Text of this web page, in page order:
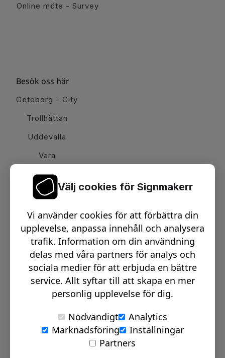
Online möte - Survey
Besök oss här
Göteborg - City
Trollhättan
Uddevalla
Vara
Email:info@signmakerr.se
PSST, HÄNG MED PÅ VÅR RESA!
© Signmakerr 2022 - 2026
Integritetspolicy
Välj cookies för Signmakerr
Vi använder cookies för att förbättra din
upplevelse, anpassa innehåll och analysera
trafik. Information om din användning
delas med våra partners för analys och
sociala medier för att erbjuda en bättre
service. Allt syftar till att skapa en mer
personlig upplevelse för dig.
Nödvändigt
Analytics
Marknadsföring
Inställningar
Partners